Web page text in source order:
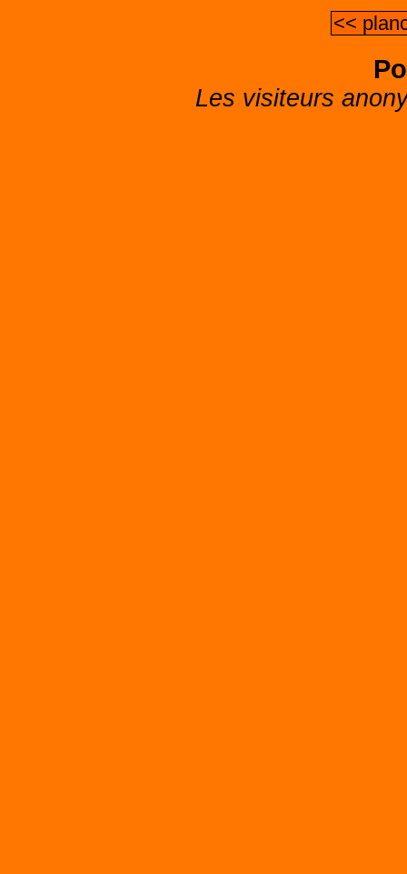
<<
Les visiteurs